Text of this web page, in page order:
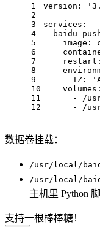
1
2
3
4
5
6
7
8
9
10
11
12
version:
services:
baidu-
image:
restart:
TZ:
volumes:
-
/
-
/
数据卷挂载：
/usr/local/
/usr/local/
主机里 Python
支持一根棒棒糖！